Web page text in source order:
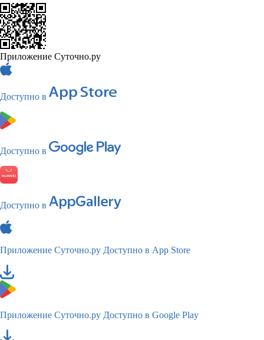
Приложение Суточно.ру
Доступно в
Доступно в
Доступно в
Приложение Суточно.ру Доступно в App Store
Приложение Суточно.ру Доступно в Google Play